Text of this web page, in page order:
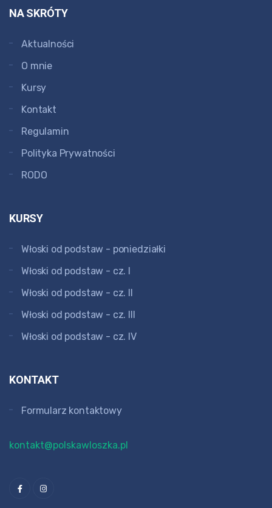
NA SKRÓTY
Aktualności
O mnie
Kursy
Kontakt
Regulamin
Polityka Prywatności
RODO
KURSY
Włoski od podstaw - poniedziałki
Włoski od podstaw - cz. I
Włoski od podstaw - cz. II
Włoski od podstaw - cz. III
Włoski od podstaw - cz. IV
KONTAKT
Formularz kontaktowy
kontakt@polskawloszka.pl